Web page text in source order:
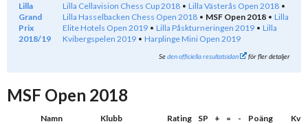
Lilla
Grand
Prix
2018/19
Lilla Cellavision Chess Cup 2018
Lilla Västerås Open 2018
Lilla Hasselbacken Chess Open 2018
MSF Open 2018
Lilla
Elite Hotels Open 2019
Lilla Påskturneringen 2019
Lilla
Kvibergspelen 2019
Harplinge Mini Open 2019
Seden officiella resultatsidan för fler detaljer
MSF Open 2018
Namn Klubb Rating SP + = - Poäng
Kv